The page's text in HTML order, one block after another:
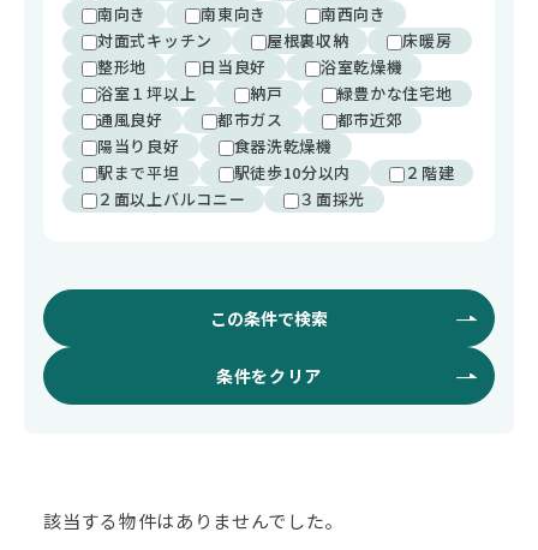
南向き
南東向き
南西向き
対面式キッチン
屋根裏収納
床暖房
整形地
日当良好
浴室乾燥機
浴室１坪以上
納戸
緑豊かな住宅地
通風良好
都市ガス
都市近郊
陽当り良好
食器洗乾燥機
駅まで平坦
駅徒歩10分以内
２階建
２面以上バルコニー
３面採光
この条件で検索
条件をクリア
該当する物件はありませんでした。